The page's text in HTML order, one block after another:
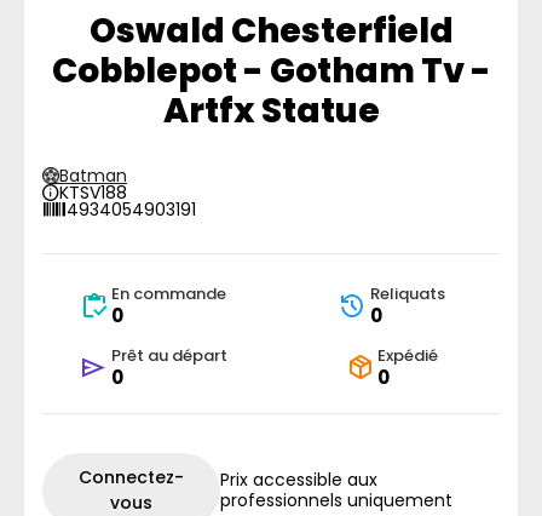
Oswald Chesterfield
Cobblepot - Gotham Tv -
Artfx Statue
Batman
KTSV188
4934054903191
En commande
0
Reliquats
0
Prêt au départ
0
Expédié
0
Connectez-
vous
Prix accessible aux
professionnels uniquement